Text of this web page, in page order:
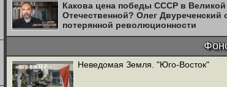
Какова цена победы СССР в Великой
Отечественной? Олег Двуреченский
потерянной революционности
Неведомая Земля. "Юго-Восток"